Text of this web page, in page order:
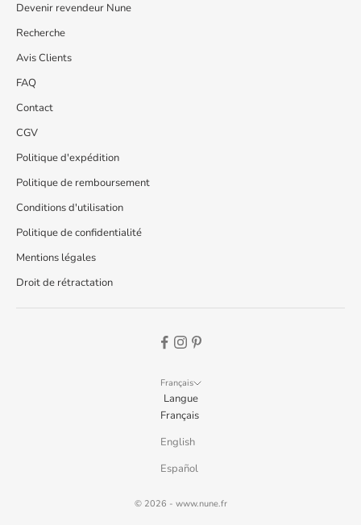
Devenir revendeur Nune
Recherche
Avis Clients
FAQ
Contact
CGV
Politique d'expédition
Politique de remboursement
Conditions d'utilisation
Politique de confidentialité
Mentions légales
Droit de rétractation
Français
Langue
Français
English
Español
© 2026 - www.nune.fr